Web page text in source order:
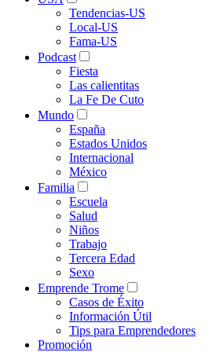
Tendencias-US
Local-US
Fama-US
Podcast
Fiesta
Las calientitas
La Fe De Cuto
Mundo
España
Estados Unidos
Internacional
México
Familia
Escuela
Salud
Niños
Trabajo
Tercera Edad
Sexo
Emprende Trome
Casos de Éxito
Información Útil
Tips para Emprendedores
Promoción